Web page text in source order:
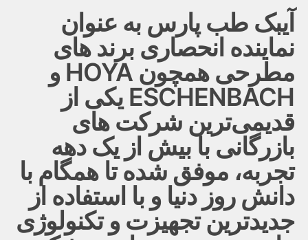
آیبک طب پارس به عنوان
نماینده انحصاری برند های
مطرحی همچون HOYA و
ESCHENBACH یکی از
قدیمی‌ترین شرکت های
بازرگانی با بیش از یک دهه
تجربه، موفق شده تا همگام با
دانش روز دنیا و با استفاده از
جدیدترین تجهیزت و تکنولوژی